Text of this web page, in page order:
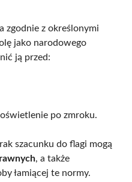
zgodnie z określonymi
jako narodowego
ją przed:
po zmroku.
szacunku do flagi mogą
, a także
łamiącej te normy.